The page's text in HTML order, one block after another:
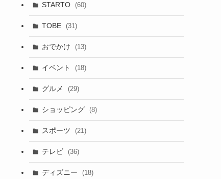
STARTO (60)
TOBE (31)
おでかけ (13)
イベント (18)
グルメ (29)
ショッピング (8)
スポーツ (21)
テレビ (36)
ディズニー (18)